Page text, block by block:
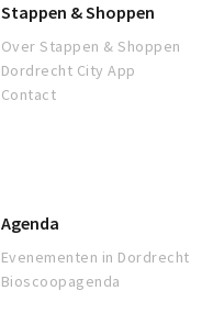
Stappen & Shoppen
Over Stappen & Shoppen
Dordrecht City App
Contact
Agenda
Evenementen in Dordrecht
Bioscoopagenda